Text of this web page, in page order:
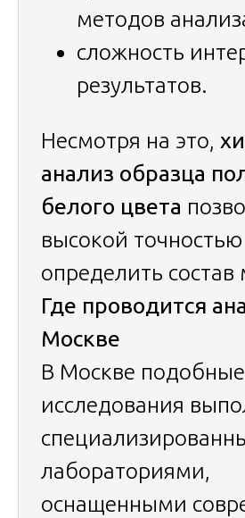
методов
сложность
результатов.
Несмотря на это,
анализ образца
белого цвета
высокой точностью
определить состав
Где проводится
Москве
В Москве подобные
исследования
лабораториями,
оснащенными